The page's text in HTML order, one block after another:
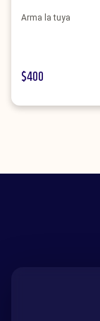
Arma la tuya
$400